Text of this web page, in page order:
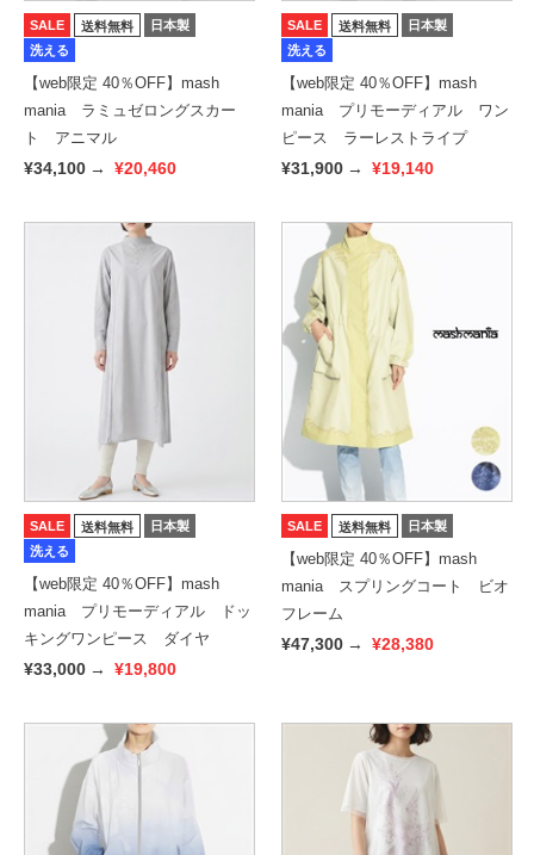
SALE 送料無料
日本製
洗える
【web限定 40％OFF】mash
mania ラミュゼロングスカー
ト アニマル
¥34,100 → ¥20,460
SALE 送料無料
日本製
洗える
【web限定 40％OFF】mash
mania プリモーディアル ワン
ピース ラーレストライプ
¥31,900 → ¥19,140
SALE 送料無料
日本製
洗える
【web限定 40％OFF】mash
mania プリモーディアル ドッ
キングワンピース ダイヤ
¥33,000 → ¥19,800
SALE 送料無料 日本製
【web限定 40％OFF】mash
mania スプリングコート ビオ
フレーム
¥47,300 → ¥28,380